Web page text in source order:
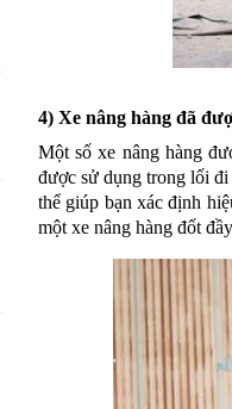
4) Xe nâng hàng đã
Một số xe nâng hàng
được sử dụng trong lối đi
thể giúp bạn xác định
một xe nâng hàng đốt